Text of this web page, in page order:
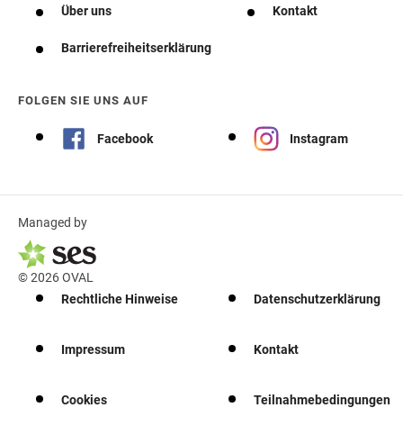
Über uns Kontakt
Barrierefreiheitserklärung
FOLGEN SIE UNS AUF
Facebook Instagram
Managed by
© 2026 OVAL
Rechtliche Hinweise
Datenschutzerklärung
Impressum Kontakt
Cookies Teilnahmebedingungen